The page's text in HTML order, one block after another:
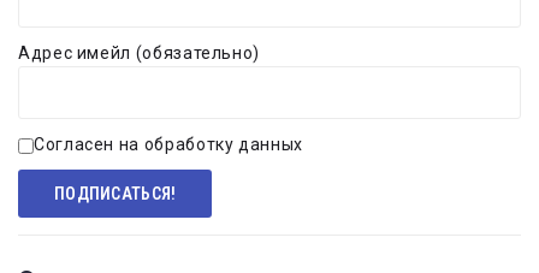
Адрес имейл (обязательно)
Согласен на обработку данных